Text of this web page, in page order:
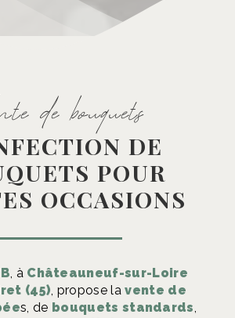
de bouquets
DE
POUR
OCCASIONS
, à Châteauneuf-sur-Loire
(45) , propose lavente de
s, de bouquets standards